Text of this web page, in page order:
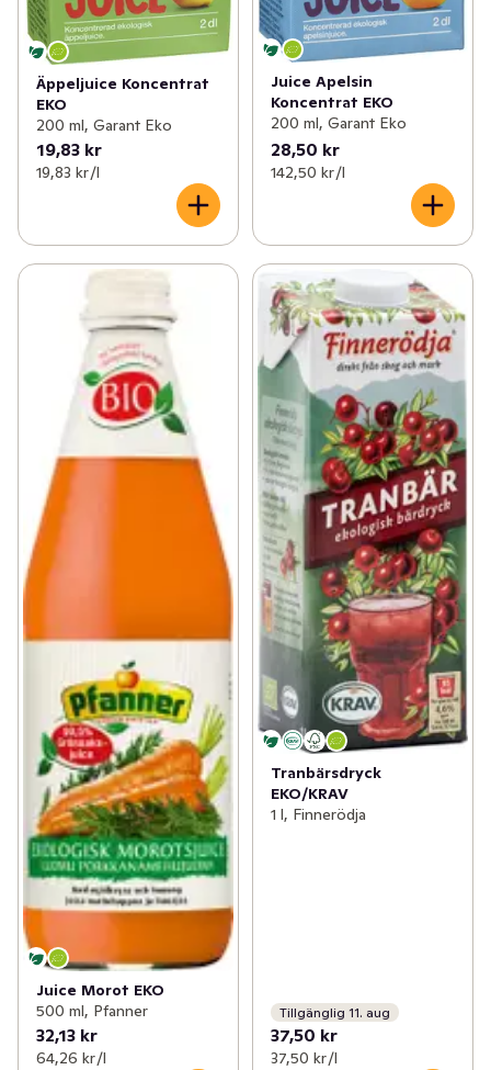
Äppeljuice Koncentrat
EKO
200 ml, Garant Eko
19,83 kr
19,83 kr /l
Juice Apelsin
Koncentrat EKO
200 ml, Garant Eko
28,50 kr
142,50 kr /l
Juice Morot EKO
500 ml, Pfanner
32,13 kr
64,26 kr /l
Tranbärsdryck
EKO/KRAV
1 l, Finnerödja
Tillgänglig 11. aug
37,50 kr
37,50 kr /l